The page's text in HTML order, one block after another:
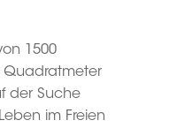
1500
Quadratmeter
der Suche
im Freien